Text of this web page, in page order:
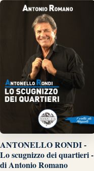
ANTONELLO RONDI -
Lo scugnizzo dei quartieri -
di Antonio Romano